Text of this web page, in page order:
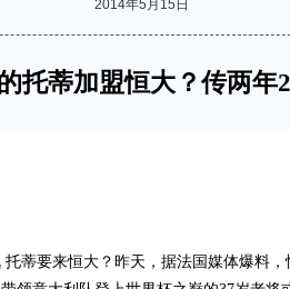
2014年5月15日
托蒂加盟恒大？传两年
托蒂要来恒大？昨天，据法国媒体爆料